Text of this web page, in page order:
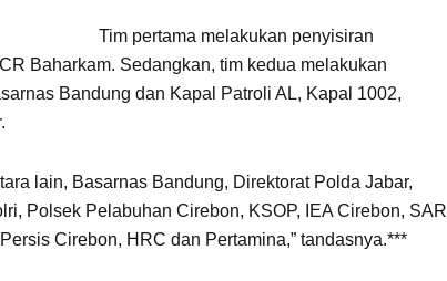
Tim pertama melakukan penyisiran
Baharkam. Sedangkan, tim kedua melakukan
Bandung dan Kapal Patroli AL, Kapal 1002,
lain, Basarnas Bandung, Direktorat Polda Jabar,
Polsek Pelabuhan Cirebon, KSOP, IEA Cirebon, SAR
Cirebon, HRC dan Pertamina,” tandasnya.***